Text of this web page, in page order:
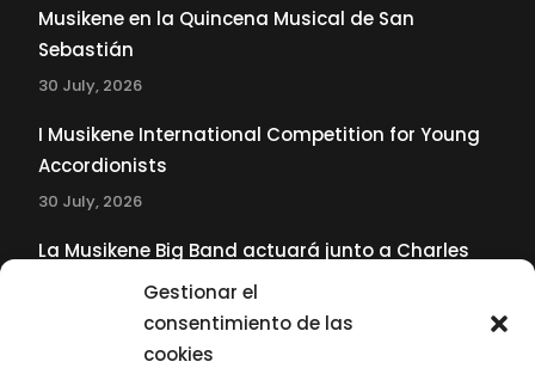
Gestionar el
consentimiento de las
cookies
Musikene en la Quincena Musical de San
Sebastián
30 July, 2026
I Musikene International Competition for Young
Accordionists
30 July, 2026
La Musikene Big Band actuará junto a Charles
Tolliver en el 61 Jazzaldia